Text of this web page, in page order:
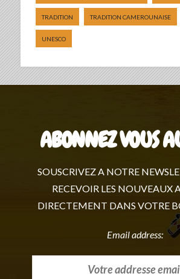
TRADITION TRADITION CAMEROUNAISE
UNESCO
ABONNEZ VOUS
SOUSCRIVEZ A NOTRE
RECEVOIR LES NOUVEAUX
DIRECTEMENT DANS VOTRE
Email address: